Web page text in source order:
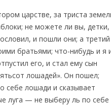
царстве, за триста
не можете ли вы, детки,
и пошли они; а третий
братьями; что-нибудь и я
его, и стал ему сын
лошадей». Он пошел;
себе лошади и сказывает
луга — не выберу ль по себе